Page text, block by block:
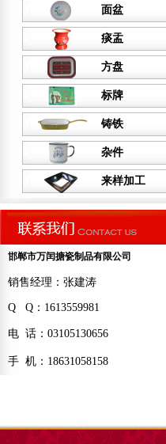
面盆
痰盂
方盘
标牌
铸铁
杂件
来样加工
邯郸市万闰搪瓷制品有限公司
销售经理：张建涛
Q Q：1613559981
电 话：03105130656
手 机：18631058158